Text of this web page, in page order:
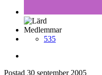
Medlemmar
535
Postad 30 september 2005